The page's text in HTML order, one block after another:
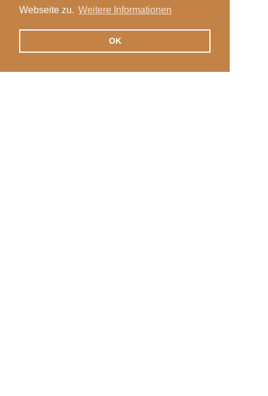
Webseite zu. Weitere Informationen
OK